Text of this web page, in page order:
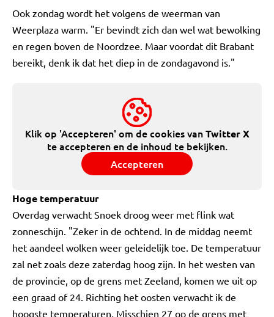
Ook zondag wordt het volgens de weerman van
Weerplaza warm. "Er bevindt zich dan wel wat bewolking
en regen boven de Noordzee. Maar voordat dit Brabant
bereikt, denk ik dat het diep in de zondagavond is."
Klik op 'Accepteren' om de cookies vanTwitter X
te accepteren en de inhoud te bekijken.
Accepteren
Hoge temperatuur
Overdag verwacht Snoek droog weer met flink wat
zonneschijn. "Zeker in de ochtend. In de middag neemt
het aandeel wolken weer geleidelijk toe. De temperatuur
zal net zoals deze zaterdag hoog zijn. In het westen van
de provincie, op de grens met Zeeland, komen we uit op
een graad of 24. Richting het oosten verwacht ik de
hoogste temperaturen. Misschien 27 op de grens met